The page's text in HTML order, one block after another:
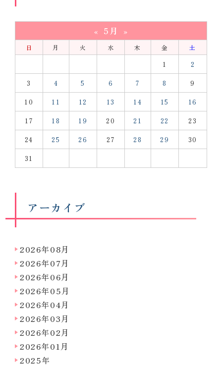
« 5月 »
日 月 火 水 木 金
土
1
2
3 4 5 6 7 8 9
10 11 12 13 14 15 16
17 18 19 20 21 22 23
24 25 26 27 28 29 30
31
アーカイブ
2026年08月
2026年07月
2026年06月
2026年05月
2026年04月
2026年03月
2026年02月
2026年01月
2025年